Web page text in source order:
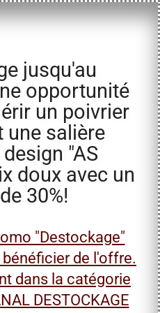
jusqu'au
opportunité
un poivrier
une salière
"AS
doux avec un
30%!
"Destockage"
de l'offre.
dans la catégorie
DESTOCKAGE